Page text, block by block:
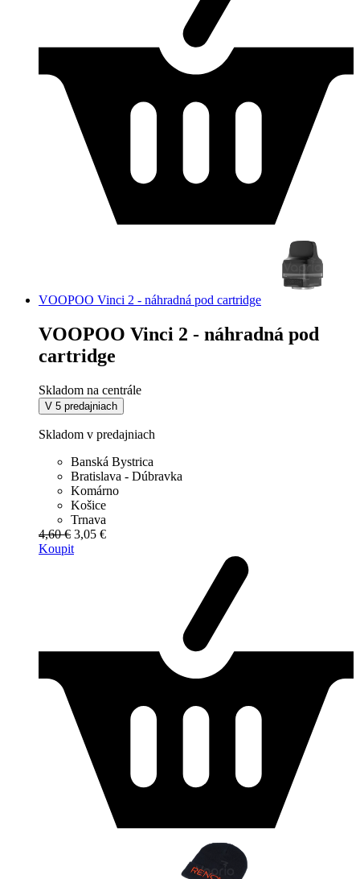
VOOPOO Vinci 2 - náhradná pod cartridge
VOOPOO Vinci 2 - náhradná pod
cartridge
Skladom na centrále
V 5 predajniach
Skladom v predajniach
Banská Bystrica
Bratislava - Dúbravka
Komárno
Košice
Trnava
4,60 € 3,05 €
Koupit